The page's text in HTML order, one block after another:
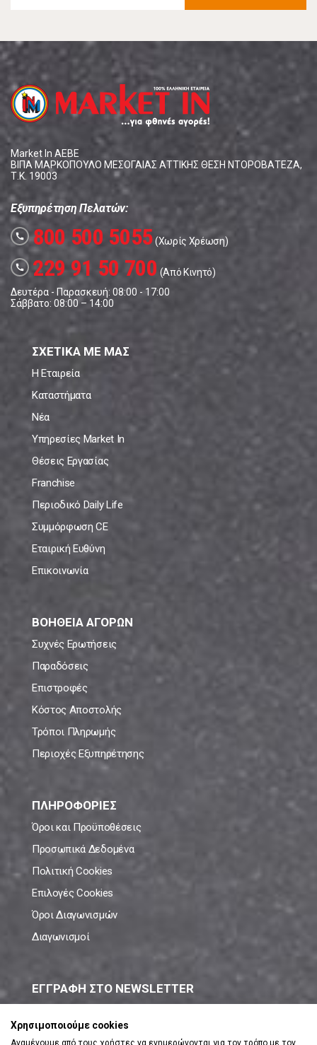
Market In ΑΕΒΕ
ΒΙΠΑ ΜΑΡΚΟΠΟΥΛΟ ΜΕΣΟΓΑΙΑΣ ΑΤΤΙΚΗΣ ΘΕΣΗ ΝΤΟΡΟΒΑΤΕΖΑ,
Τ.Κ. 19003
Εξυπηρέτηση Πελατών:
call 800 500 5055(Χωρίς Χρέωση)
call 229 91 50 700 (Από Κινητό)
Δευτέρα - Παρασκευή: 08:00 - 17:00
Σάββατο: 08:00 – 14:00
ΣΧΕΤΙΚΑ ΜΕ ΜΑΣ
Η Εταιρεία
Καταστήματα
Νέα
Υπηρεσίες Market In
Θέσεις Εργασίας
Franchise
Περιοδικό Daily Life
Συμμόρφωση CE
Εταιρική Ευθύνη
Επικοινωνία
ΒΟΗΘΕΙΑ ΑΓΟΡΩΝ
Συχνές Ερωτήσεις
Παραδόσεις
Επιστροφές
Κόστος Αποστολής
Τρόποι Πληρωμής
Περιοχές Εξυπηρέτησης
ΠΛΗΡΟΦΟΡΙΕΣ
Όροι και Προϋποθέσεις
Προσωπικά Δεδομένα
Πολιτική Cookies
Επιλογές Cookies
Όροι Διαγωνισμών
Διαγωνισμοί
ΕΓΓΡΑΦΗ ΣΤΟ NEWSLETTER
Χρησιμοποιούμε cookies
Αναμένουμε από τους χρήστες να ενημερώνονται για τον τρόπο με τον